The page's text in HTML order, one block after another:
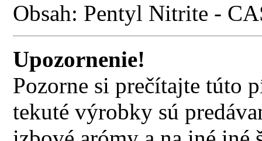
Obsah: Pentyl Nitrite -
Upozornenie!
Pozorne si prečítajte túto
tekuté výrobky sú